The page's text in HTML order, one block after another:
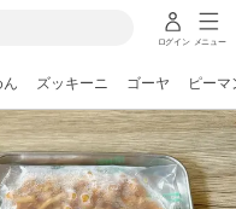
ログイン メニュー
ズッキーニ ゴーヤ ピーマ